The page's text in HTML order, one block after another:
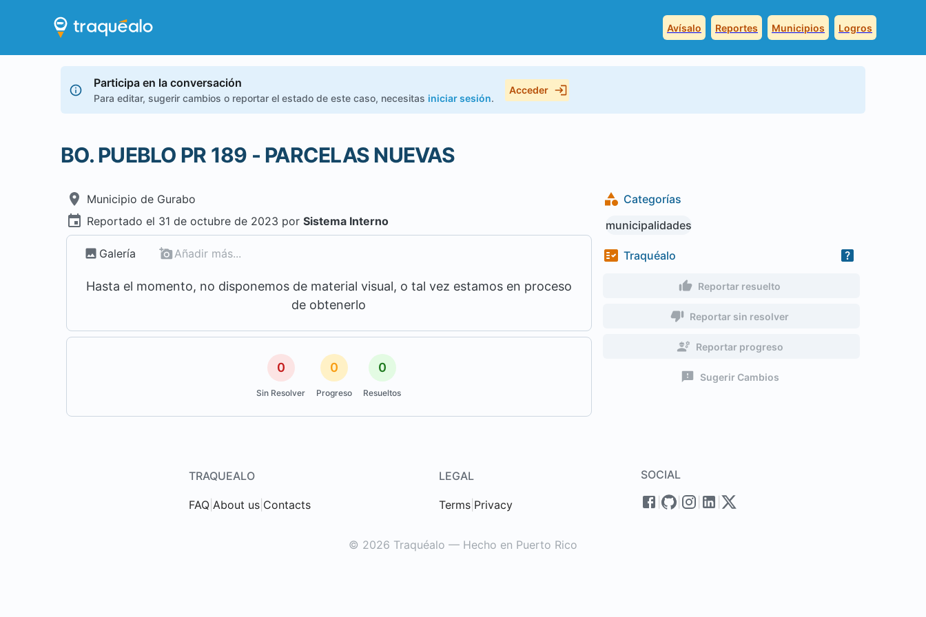
Avísalo Reportes Municipios Logros
Participa en la conversación
Para editar, sugerir cambios o reportar el estado de este caso, necesitas iniciar sesión.
Acceder
BO. PUEBLO PR 189 - PARCELAS NUEVAS
Municipio de Gurabo
Reportado el 31 de octubre de 2023 por Sistema Interno
Galería Añadir más...
Hasta el momento, no disponemos de material visual, o tal vez estamos en proceso
de obtenerlo
0
Sin Resolver
0
Progreso
0
Resueltos
Categorías
municipalidades
Traquéalo
Reportar resuelto
Reportar sin resolver
Reportar progreso
Sugerir Cambios
TRAQUEALO
FAQ About us Contacts
LEGAL
Terms Privacy
SOCIAL
© 2026 Traquéalo — Hecho en Puerto Rico